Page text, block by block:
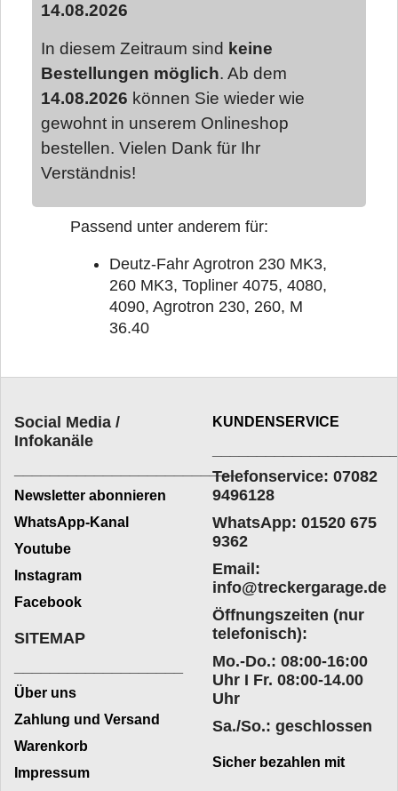
14.08.2026
In diesem Zeitraum sind keine
Bestellungen möglich. Ab dem
14.08.2026 können Sie wieder wie
gewohnt in unserem Onlineshop
bestellen. Vielen Dank für Ihr
Verständnis!
Passend unter anderem für:
Deutz-Fahr Agrotron 230 MK3,
260 MK3, Topliner 4075, 4080,
4090, Agrotron 230, 260, M
36.40
Social Media /
Infokanäle
_________________________
Newsletter abonnieren
WhatsApp-Kanal
Youtube
Instagram
Facebook
KUNDENSERVICE
Telefonservice: 07082
9496128
WhatsApp: 01520 675
9362
Email:
info@treckergarage.de
Öffnungszeiten (nur
telefonisch):
Mo.-Do.: 08:00-16:00
Uhr I Fr. 08:00-14.00
Uhr
Sa./So.: geschlossen
SITEMAP
Über uns
Zahlung und Versand
Warenkorb
Impressum
Sicher bezahlen mit